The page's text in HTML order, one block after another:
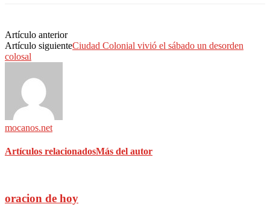
Artículo anterior
Artículo siguienteCiudad Colonial vivió el sábado un desorden
colosal
mocanos.net
Artículos relacionadosMás del autor
oracion de hoy